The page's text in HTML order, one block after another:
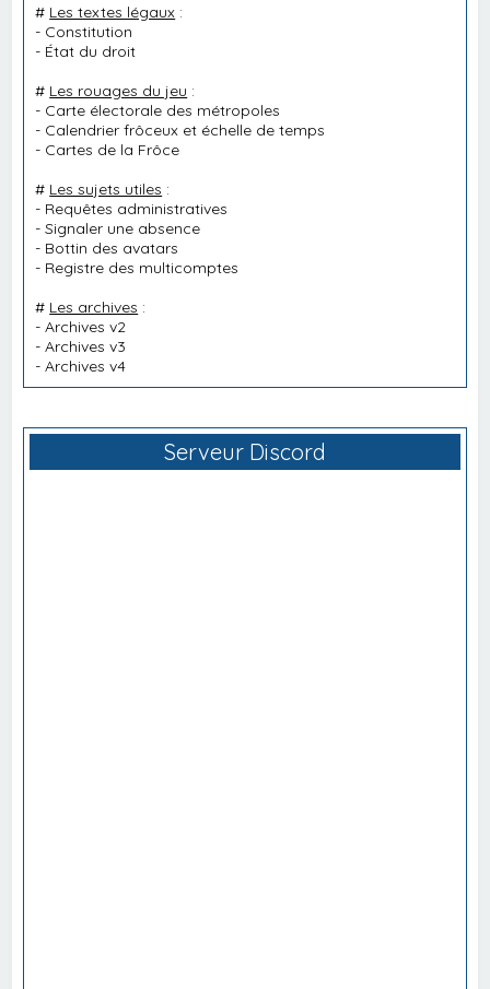
# Les textes légaux :
- Constitution
- État du droit
# Les rouages du jeu :
- Carte électorale des métropoles
- Calendrier frôceux et échelle de temps
- Cartes de la Frôce
# Les sujets utiles :
- Requêtes administratives
-Signaler une absence
- Bottin des avatars
- Registre des multicomptes
# Les archives :
-Archives v2
-Archives v3
-Archives v4
Serveur Discord